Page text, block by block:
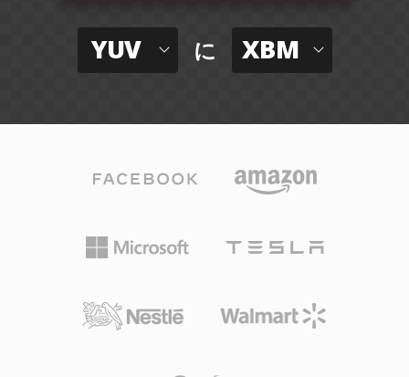
YUV に XBM